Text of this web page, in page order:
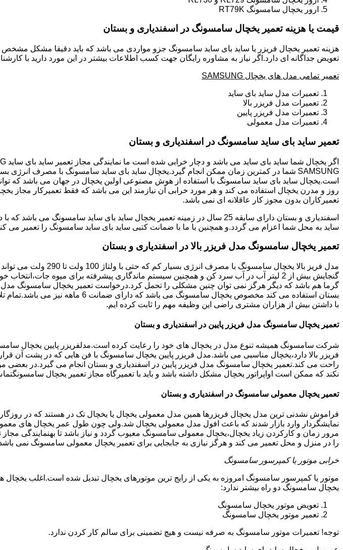
ارور یخچال سامسونگ RT79K
قیمت یا هزینه تعمیر یخچال سامسونگ در اسفندیاری و بستان
هزینه تعمیر یخچال فریزر یا ساید بای ساید سامسونگ جزو مواردی می باشد که باید دقیقا مشکل مشخص
تعویض جداگانه ای دارد.اگر نیاز به مشاوره رایگان جهت کسب اطلاعات بیشتر در این مورد دارید با
تعمیر تمامی مدل های یخچال SAMSUNG
تعمیرات مدل ساید بای ساید
تعمیرات مدل فریزر بالا
تعمیرات مدل فریزر پایین
تعمیرات مدل معمولی
تعمیر ساید بای ساید سامسونگ در اسفندیاری و بستان
است.یخچال ساید بای ساید سامسونگ با استفاده از هوش مصنوعی اولین یخچال در جهان می باشد که
روز و مدرن یخچال استفاده می کند و هر مورد خرابی آن نیازمند این می باشد که فقط تعمیرکار مجاز
تعمیرکاران بدون مجوز کار عاقلانه ای نمی باشد.
ساید به محل شما اعزام می گردد.و همچنین با ما با ضمانت کتبی ساید بای ساید سامسونگ را تعمیر می
تعمیر یخچال سامسونگ مدل فریزر بالا در اسفندیاری و بستان
مدل فریز بالا یخچال
گنجایش بیش از 2 لیتر آب در آب سرد کن و همچنین سیستم ماندگاری پیشرفته برای میوه
گرما هم باشد که دیگر هرگز نمی توان چنین مشکلی را تحمل کرد.درخواست تعمیر یخچال سامسونگ مدل
بستان استفاده می کند مخصوص یخچال
با داشتن بیش از هزاران مشتری راضی این وظیفه مهم را ثابت کرده ایم.
تعمیر یخچال سامسونگ مدل فریزر پایین در اسفندیاری و بستان
شرکت سامسونگ همیشه تنوع مدل در یخچال های خود را رعایت کرده است.مدلفریزر پایین یخچال
فریزر بالا دارد،یخچال مناسبی می باشد.مدل فریزر پایین یخچال سامسونگ با فن هایی که در پشت آن
راحت می کند.تعمیر یخچال سامسونگ مدل فریزر پایین در اسفندیاری و بستان انجام می گیرد.در
نکند که ممکن است اواپراتور یخچال مشکل داشته باشد و باید با تعمیرگاه مجاز تعمیر یخچال
تعمیر یخچال معمولی سامسونگ در اسفندیاری و بستان
فراموش نشدنی ترین مدل یخچال فریزرها همین مدل معمولی یخچال یا یخچال تک در هستند که در
نمایشگردار وارد بازار شدند که باعث افول مدل معمولی یخچال شد.ولی چون طول عمر یخچال های
مرور زمان و کارکردن زیاد یخچال،یخچال معمولی سامسونگ معیوب گردد و نیاز باشد تا بهنمایندگی
را در منزل و محل تعمیر می کند و هرگز نیازی به جابجایی برای تعمیر یخچال معمولی سامسونگ نمی
خرابی موتور یا کمپرسور سامسونگ
موتور یا کمپرسور سامسونگ امروزه به یکی از رایج ترین موتورهای یخچال تبدیل شده است.اغلب
یخچال سامسونگ دو راه بیشتر ندارد:
تعویض موتور یخچال سامسونگ
تعمیر موتور یخچال سامسونگ
توجه! تعمیرات موتور سامسونگ به صرفه نیست و هیچ تضمینی برای سالم کار کردن ندارد.